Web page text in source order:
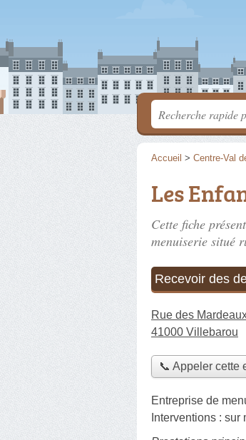
Accueil > Centre-Val
Les
Cette fiche
menuiserie situé
Recevoir des
Rue des
41000 Villebarou
📞 Appeler cette
Entreprise de
Interventions : sur